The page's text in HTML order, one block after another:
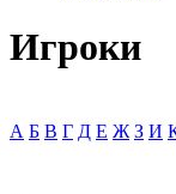
Игроки
А Б В Г Д Е Ж З И